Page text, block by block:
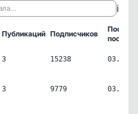
ℹ️
Публикаций Подписчиков
пост
3 15238
3 9779